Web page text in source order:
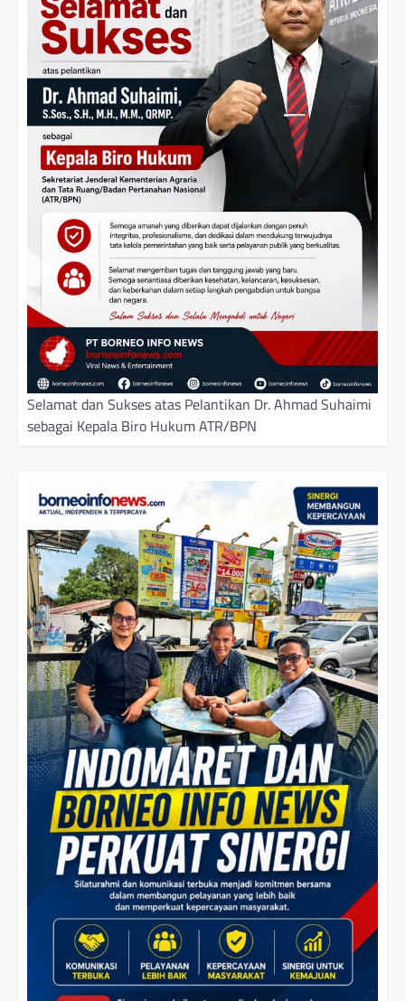
Selamat dan Sukses atas Pelantikan Dr. Ahmad Suhaimi
sebagai Kepala Biro Hukum ATR/BPN